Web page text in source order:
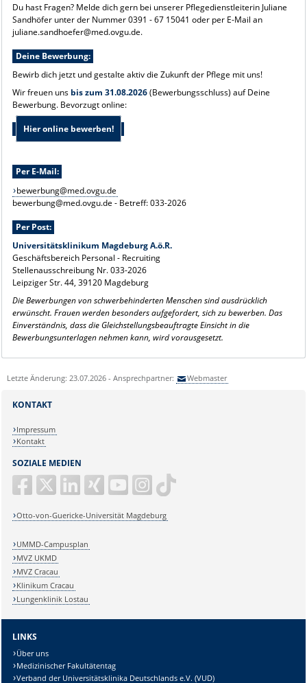
Du hast Fragen? Melde dich gern bei unserer Pflegedienstleiterin Juliane
Sandhöfer unter der Nummer 0391 - 67 15041 oder per E-Mail an
juliane.sandhoefer@med.ovgu.de.
Deine Bewerbung:
Bewirb dich jetzt und gestalte aktiv die Zukunft der Pflege mit uns!
Wir freuen uns bis zum 31.08.2026(Bewerbungsschluss) auf Deine
Bewerbung. Bevorzugt online:
Hier online bewerben!
Per E-Mail:
bewerbung@med.ovgu.de
bewerbung@med.ovgu.de - Betreff: 033-2026
Per Post:
Universitätsklinikum Magdeburg A.ö.R.
Geschäftsbereich Personal - Recruiting
Stellenausschreibung Nr. 033-2026
Leipziger Str. 44, 39120 Magdeburg
Die Bewerbungen von schwerbehinderten Menschen sind ausdrücklich
erwünscht. Frauen werden besonders aufgefordert, sich zu bewerben. Das
Einverständnis, dass die Gleichstellungsbeauftragte Einsicht in die
Bewerbungsunterlagen nehmen kann, wird vorausgesetzt.
Letzte Änderung: 23.07.2026 - Ansprechpartner: Webmaster
SOZIALE MEDIEN
Otto-von-Guericke-Universität Magdeburg
KONTAKT
Impressum
Kontakt
UMMD-Campusplan
MVZ UKMD
MVZ Cracau
Klinikum Cracau
Lungenklinik Lostau
LINKS
Über uns
Medizinischer Fakultätentag
Verband der Universitätsklinika Deutschlands e.V. (VUD)